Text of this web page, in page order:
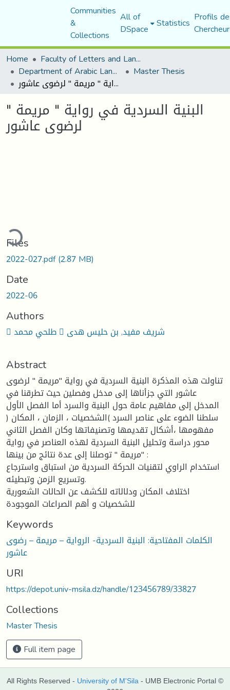
Communities
&
Collections
All of
DSpace Statistics Profils
Home
Faculty of Letters and Languages
Department of Arabic Language and Literature Master Thesis
البنية السردية في رواية " مريمة " لرضوى عاشور
البنية السردية في رواية " مريمة "
لرضوى عاشور
Files
2022-027.pdf(2.87 MB)
Date
2022-06
Authors
 طلحي محمد  شريف مفيد, بن حليس هدى
Abstract
تناولت هذه المذكرة البنية السردية في رواية "مريمة " لرضوى
عاشور التي جزأناها إلى مدخل وفصلين حيث تطرقنا في
المدخل إلى مفاهيم عامة حول البنية والسرد أما الفصل الأول
سلطنا الضوء على عناصر السرد )الشخصيات ، الزمان ، المكان (
مفهومها ،أشكال تقديمها وتصنيفاتها وكان الفصل الثاني
محور دراسة وتحليل البنية السردية لهذه العناصر في رواية
"مريمة " توصلنا إلى عدة نتائج من بينها :
استخدام الراوي لتقنيات الحركة السردية من استباق واسترجاع
وتسريع الزمن وتبطيئه.
اختلاف المكان ودلالاته للكشف عن الحالات الشعورية
للشخصيات و أهم الصراعات الموجودة
Keywords
الكلمات المفتاحية: البنية السردية- الرواية – مريمة – رضوى
عاشور
URI
https://depot.univ-msila.dz/handle/123456789/33827
Collections
Master Thesis
Full item page
All Rights Reserved - University of M'Sila - UMB Electronic Portal ©